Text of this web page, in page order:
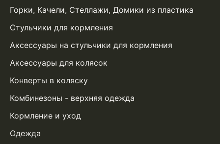
Горки, Качели, Стеллажи, Домики из пластика
Стульчики для кормления
Аксессуары на стульчики для кормления
Аксессуары для колясок
Конверты в коляску
Комбинезоны - верхняя одежда
Кормление и уход
Одежда